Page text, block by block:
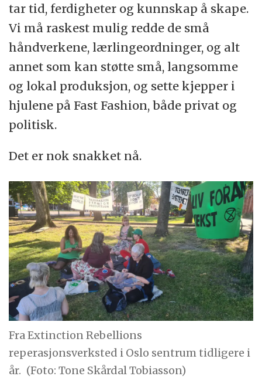
tar tid, ferdigheter og kunnskap å skape.
Vi må raskest mulig redde de små
håndverkene, lærlingeordninger, og alt
annet som kan støtte små, langsomme
og lokal produksjon, og sette kjepper i
hjulene på Fast Fashion, både privat og
politisk.
Det er nok snakket nå.
Fra Extinction Rebellions
reperasjonsverksted i Oslo sentrum tidligere i
år. (Foto: Tone Skårdal Tobiasson)